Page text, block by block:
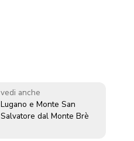
vedi anche
Lugano e Monte San
Salvatore dal Monte Brè